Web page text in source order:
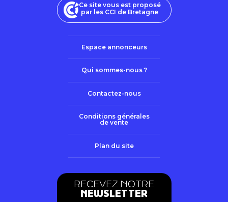
Ce site vous est proposé
par les CCI de Bretagne
Espace annonceurs
Qui sommes-nous ?
Contactez-nous
Conditions générales
de vente
Plan du site
RECEVEZ NOTRE
NEWSLETTER